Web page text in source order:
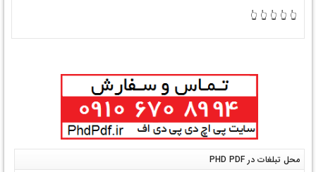
👆 👆 👆 👆 👆
محل تبلغات در PHD PDF